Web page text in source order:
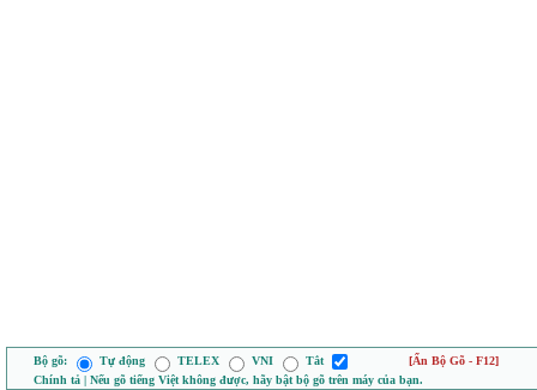
Bộ gõ: Tự động TELEX VNI Tắt
[Ẩn Bộ Gõ - F12]
Chính tả | Nếu gõ tiếng Việt không được, hãy bật bộ gõ trên máy của bạn.